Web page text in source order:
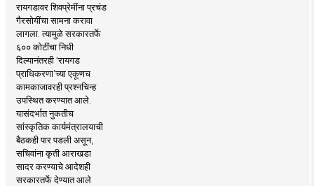
रायगडावर शिवप्रेमींना प्रचंड
गैरसोयींचा सामना करावा
लागला. त्यामुळे सरकारतर्फे
६०० कोटींचा निधी
दिल्यानंतरही ‘रायगड
प्राधिकरणा’च्या एकूणच
कामकाजावरही प्रश्नचिन्ह
उपस्थित करण्यात आले.
यासंदर्भात नुकतीच
सांस्कृतिक कार्यमंत्रालयाची
बैठकही पार पडली असून,
सचिवांना कृती आराखडा
सादर करण्याचे आदेशही
सरकारतर्फे देण्यात आले